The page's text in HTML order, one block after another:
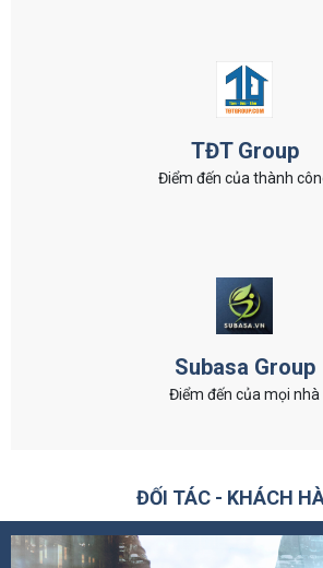
TĐT Group
Điểm đến của thành
Subasa Group
Điểm đến của mọi nhà
ĐỐI TÁC - KHÁCH